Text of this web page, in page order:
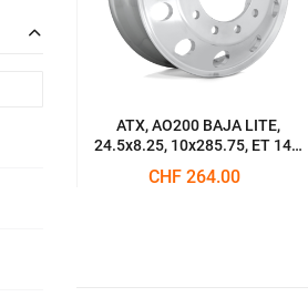
ATX, AO200 BAJA LITE,
24.5x8.25, 10x285.75, ET 144,
CHF 264.00